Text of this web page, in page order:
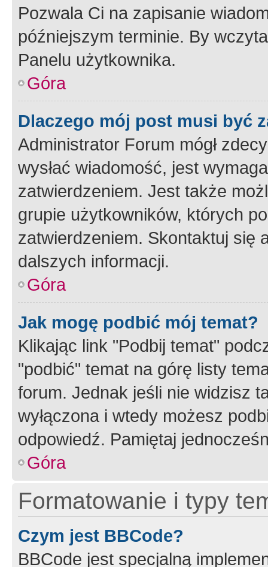
Pozwala Ci na zapisanie
późniejszym terminie. By
Panelu użytkownika.
Góra
Dlaczego mój post musi być
Administrator Forum mógł
wysłać wiadomość, jest
zatwierdzeniem. Jest także
grupie użytkowników, których
zatwierdzeniem. Skontaktuj się
dalszych informacji.
Góra
Jak mogę podbić mój temat?
Klikając link "Podbij temat"
"podbić" temat na górę listy
forum. Jednak jeśli nie widzisz
wyłączona i wtedy możesz
odpowiedź. Pamiętaj
Góra
Formatowanie i typy
Czym jest BBCode?
BBCode jest specjalną